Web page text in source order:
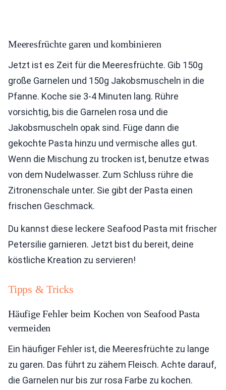
Meeresfrüchte garen und kombinieren
Jetzt ist es Zeit für die Meeresfrüchte. Gib 150g
große Garnelen und 150g Jakobsmuscheln in die
Pfanne. Koche sie 3-4 Minuten lang. Rühre
vorsichtig, bis die Garnelen rosa und die
Jakobsmuscheln opak sind. Füge dann die
gekochte Pasta hinzu und vermische alles gut.
Wenn die Mischung zu trocken ist, benutze etwas
von dem Nudelwasser. Zum Schluss rühre die
Zitronenschale unter. Sie gibt der Pasta einen
frischen Geschmack.
Du kannst diese leckere Seafood Pasta mit frischer
Petersilie garnieren. Jetzt bist du bereit, deine
köstliche Kreation zu servieren!
Tipps & Tricks
Häufige Fehler beim Kochen von Seafood Pasta
vermeiden
Ein häufiger Fehler ist, die Meeresfrüchte zu lange
zu garen. Das führt zu zähem Fleisch. Achte darauf,
die Garnelen nur bis zur rosa Farbe zu kochen.